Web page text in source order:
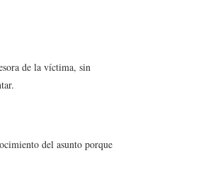
de la víctima, sin
del asunto porque